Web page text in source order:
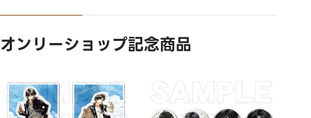
オンリーショップ記念商品